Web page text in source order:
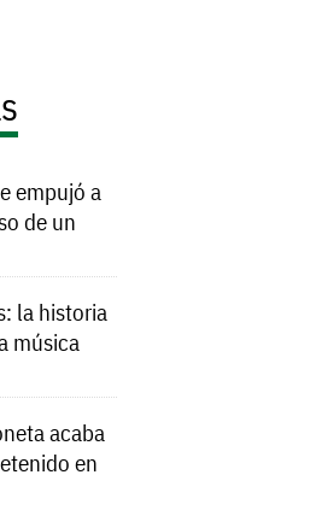
empujó a
de un
la historia
música
acaba
en